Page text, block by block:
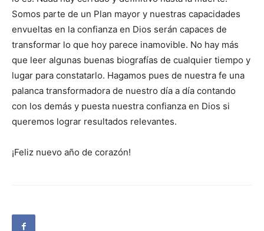
Somos parte de un Plan mayor y nuestras capacidades
envueltas en la confianza en Dios serán capaces de
transformar lo que hoy parece inamovible. No hay más
que leer algunas buenas biografías de cualquier tiempo y
lugar para constatarlo. Hagamos pues de nuestra fe una
palanca transformadora de nuestro día a día contando
con los demás y puesta nuestra confianza en Dios si
queremos lograr resultados relevantes.
¡Feliz nuevo año de corazón!